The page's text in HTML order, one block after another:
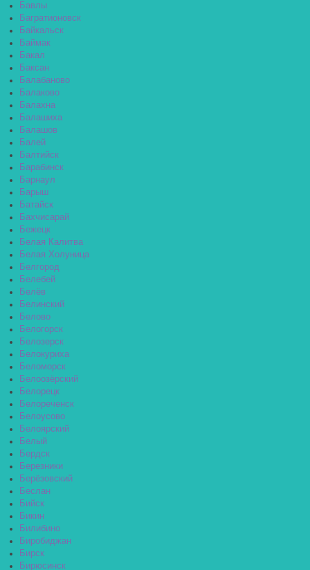
Бавлы
Багратионовск
Байкальск
Баймак
Бакал
Баксан
Балабаново
Балаково
Балахна
Балашиха
Балашов
Балей
Балтийск
Барабинск
Барнаул
Барыш
Батайск
Бахчисарай
Бежецк
Белая Калитва
Белая Холуница
Белгород
Белебей
Белёв
Белинский
Белово
Белогорск
Белозерск
Белокуриха
Беломорск
Белоозёрский
Белорецк
Белореченск
Белоусово
Белоярский
Белый
Бердск
Березники
Берёзовский
Беслан
Бийск
Бикин
Билибино
Биробиджан
Бирск
Бирюсинск